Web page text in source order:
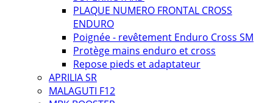
PLAQUE NUMERO FRONTAL CROSS
ENDURO
Poignée - revêtement Enduro Cross SM
Protège mains enduro et cross
Repose pieds et adaptateur
APRILIA SR
MALAGUTI F12